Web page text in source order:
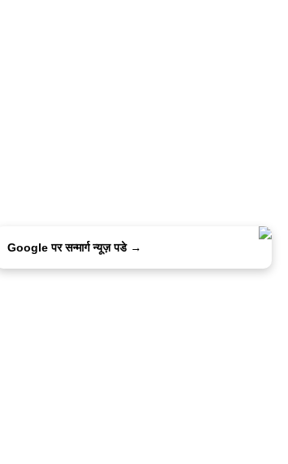
Google पर सन्मार्ग न्यूज़ पडे →